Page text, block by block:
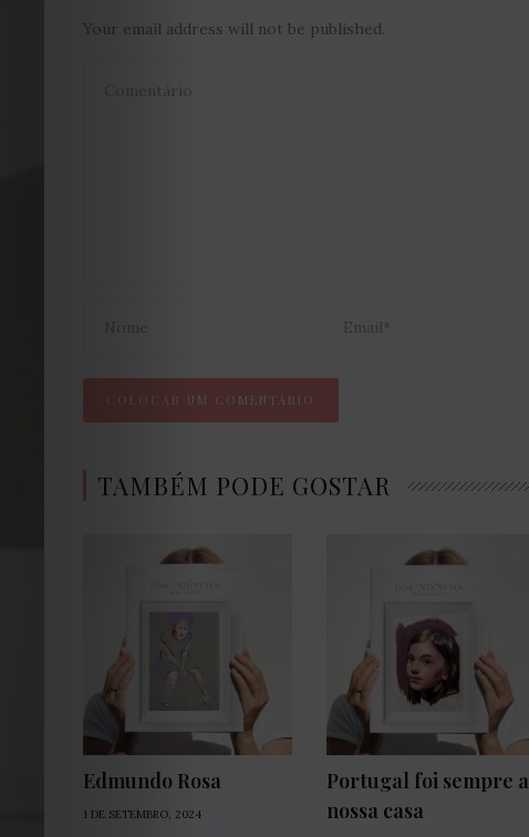
de
Cookies
Your email address will not be published.
TAMBÉM PODE GOSTAR
Edmundo Rosa
1 DE SETEMBRO, 2024
Portugal foi sempre a
nossa casa